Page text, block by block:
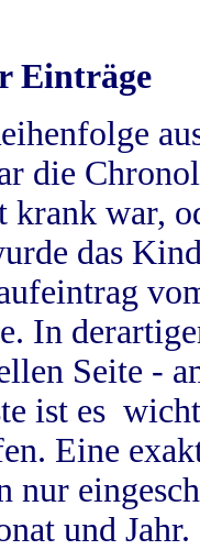
Einträge
die
krank war,
das
In
Seite -
ist es
Eine
nur
und Jahr.